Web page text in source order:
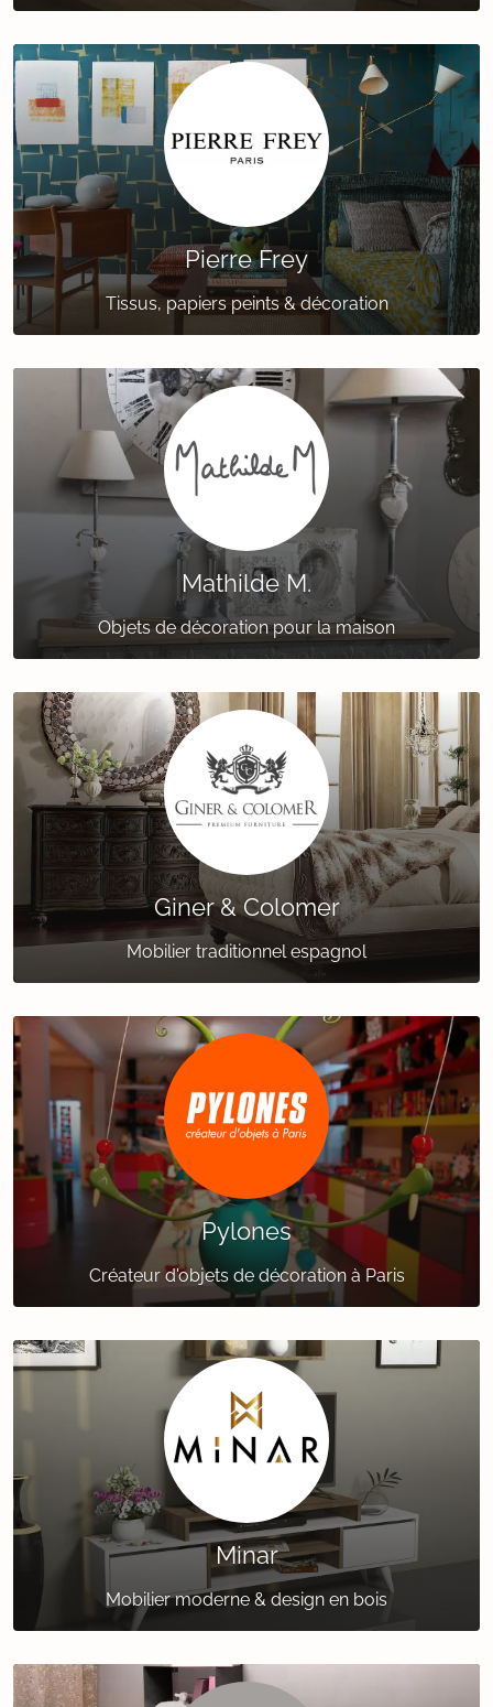
Pierre Frey
Tissus, papiers peints & décoration
Mathilde M.
Objets de décoration pour la maison
Giner & Colomer
Mobilier traditionnel espagnol
Pylones
Créateur d'objets de décoration à Paris
Minar
Mobilier moderne & design en bois